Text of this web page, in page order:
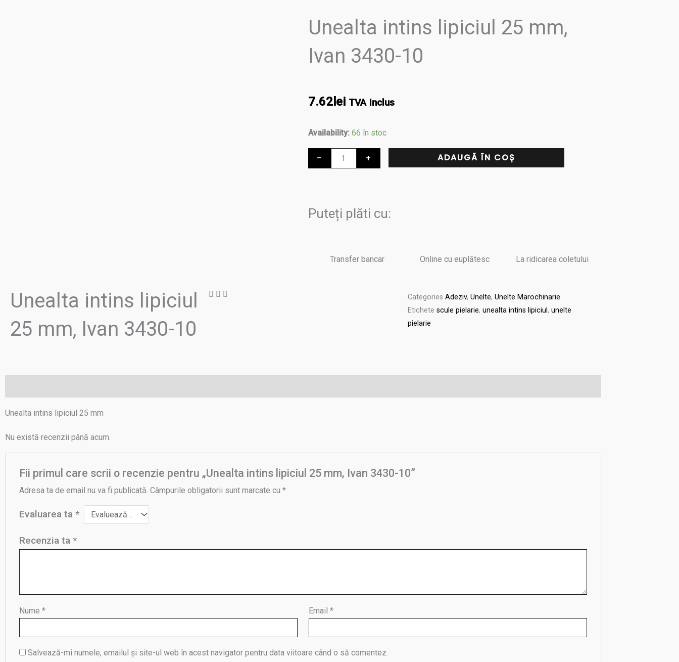
Unealta intins lipiciul 25 mm,
Ivan 3430-10
7.62 lei TVA Inclus
Availability: 66 în stoc
-
Cantitate
Unealta
intins
Ivan
+ ADAUGĂ ÎN COȘ
Puteți plăti cu:
Transfer bancar Online cu euplătesc La ridicarea coletului
Unealta intins lipiciul
25 mm, Ivan 3430-10
Categories Adeziv, Unelte, Unelte Marochinarie
Etichete scule pielarie, unealta intins lipiciul , unelte
pielarie
Unealta intins lipiciul 25 mm
Nu există recenzii până acum.
Fii primul care scrii o recenzie pentru „Unealta intins lipiciul 25 mm, Ivan 3430-10”
Adresa ta de email nu va fi publicată. Câmpurile obligatorii sunt marcate cu *
Evaluarea ta *
Recenzia ta *
Nume * Email*
Salvează-mi numele, emailul și site-ul web în acest navigator pentru data viitoare când o să comentez.